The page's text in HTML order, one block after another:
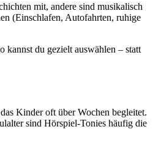
mit, andere sind musikalisch
(Einschlafen, Autofahrten, ruhige
kannst du gezielt auswählen – statt
Kinder oft über Wochen begleitet.
sind Hörspiel-Tonies häufig die